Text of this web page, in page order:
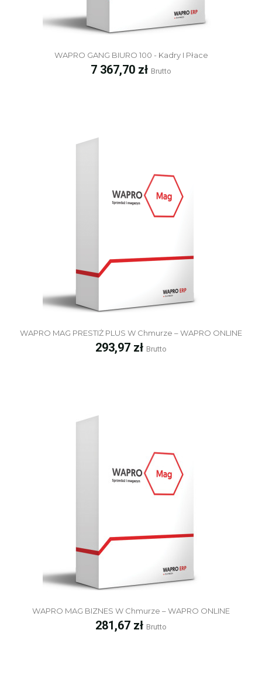
WAPRO GANG BIURO 100 - Kadry I Płace
Cena
7 367,70 zł Brutto
WAPRO MAG PRESTIŻ PLUS W Chmurze – WAPRO ONLINE
Cena
293,97 zł Brutto
WAPRO MAG BIZNES W Chmurze – WAPRO ONLINE
Cena
281,67 zł Brutto